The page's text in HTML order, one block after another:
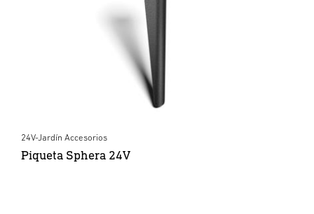
24V-Jardín Accesorios
Piqueta Sphera 24V